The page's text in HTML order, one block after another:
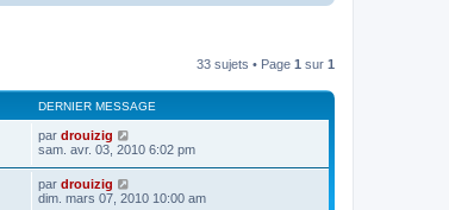
33 sujets • Page 1 sur 1
DERNIER MESSAGE
par drouizig
sam. avr. 03, 2010 6:02 pm
par drouizig
dim. mars 07, 2010 10:00 am